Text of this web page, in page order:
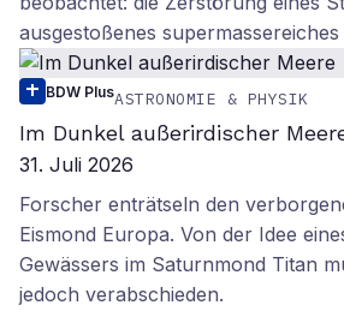
ausgestoßenes
BDW PlusASTRONOMIE & PHYSIK
Im Dunkel außerirdischer
31. Juli 2026
Forscher enträtseln den
Eismond Europa. Von der Idee
Gewässers im Saturnmond Titan
jedoch verabschieden.